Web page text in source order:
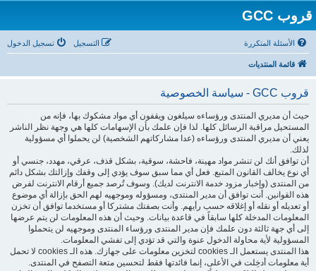
قروب GCC
الأسئلة المتكررة تسجيل الدخول التسجيل
قائمة المنتديات
قروب GCC - سياسة الخصوصية
حيث أن مديري المنتدى ورؤساءه سيلغون ويقفون أي مواد مشكوك بها، فإنه من
المستحيل مراقبة الرسائل كلها. لذا فإن علمك بأن الإسهامات كلها هي وجهة نظر الناشر
يعني أن مديري المنتدى ورؤساءه (عدا مشاركاتهم الشخصية) لن يحملوا أي مسؤولية
لذلك.
أن توافق أنك لن تنشر مواد مهينة، فاحشة، سوقية، بشكل قذف، عرقي، مهدد، جنسي أو
أي نوع يخالف القانون المتبع. فعل أي مما سبق سوف يؤدي إلى وقفك وإزالتك بشكل دائم
من المنتدى (وإخبار مزود خدمة الانترنت لديك). وسوف تُرصد جميع أرقام الانترنت لفرض
هذه القوانين. أنت توافق أن مدير المنتدى، ومسؤوله وموجهيه لهم الحق بإزالة أي موضوع
أو تعديله أو نقله أو إغلاقه حسب رأيهم. وأنت بصفتك مشتركا أو مستخدما توافق أن تخزن
المعلومات المدخلة كلها سابقاً في قاعدة بيانات. وحيث أن هذه المعلومات لن يتم عرضها
إلى أي جهة ثالثة دون علمك فإن مدير المنتدى ورؤساء المنتدى وموجهيه لن يتحملوا
المسؤولية لأية محاولة الدخول عنوة والتي قد تؤدي إلى تفشي المعلومات.
هذا المنتدى يستعمل الـ cookies لتخزين معلومات على جهازك. هذه الـ cookies لا تحمل
أية معلومات أدخِلت في الأعلى، إنما فائدتها فقط لتحسين متعة التصفح في المنتدى.